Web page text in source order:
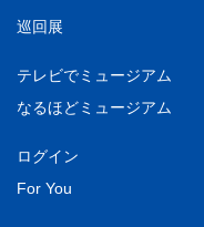
巡回展
テレビでミュージアム
なるほどミュージアム
ログイン
For You